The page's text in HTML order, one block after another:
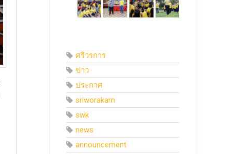
ศรีวรการ
ข่าว
ประกาศ
sriworakarn
swk
news
announcement